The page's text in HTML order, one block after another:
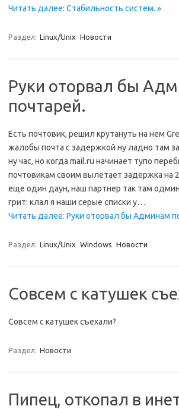
Читать далее: Стабильность систем. »
Раздел: Linux/Unix Новости
Руки оторвал бы
почтарей.
Есть почтовик, решил крутануть на нем
жалобы почта с задержкой ну ладно там
ну час, но когда mail.ru начинает тупо
почтовикам своим вылетает задержка на
еще один даун, наш партнер так там
грит: клал я наши серые списки у…
Читать далее: Руки оторвал бы Админам
Раздел: Linux/Unix Windows Новости
Совсем с катушек
Совсем с катушек съехали?
Раздел: Новости
Пипец, откопал в